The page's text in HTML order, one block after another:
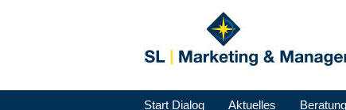
Start Dialog Aktuelles